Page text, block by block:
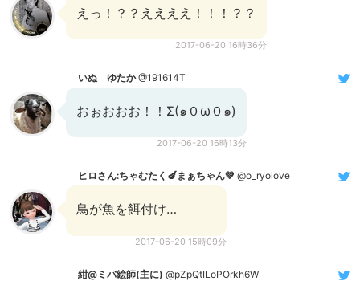
えっ！？？ええええ！！！？？
2017-06-20 16時36分
いぬ ゆたか@191614T
おぉおおお！！Σ(๑０ω０๑)
2017-06-20 16時13分
ヒロさん:ちゃむたく🍆まぁちゃん💚 @o_ryolove
鳥が魚を餌付け…
2017-06-20 15時09分
紺@ミバ絵師(主に) @pZpQtILoPOrkh6W